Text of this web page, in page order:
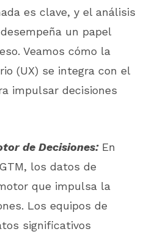
es clave, y el análisis
un papel
Veamos cómo la
(UX) se integra con el
impulsar decisiones
de Decisiones:En
los datos de
que impulsa la
Los equipos de
significativos